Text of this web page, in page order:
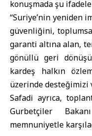
konuşmada şu
“Suriye’nin yeniden
güvenliğini,
garanti altına alan,
gönüllü geri
kardeş halkın
üzerinde desteğimizi
Safadi ayrıca,
Gurbetçiler
memnuniyetle